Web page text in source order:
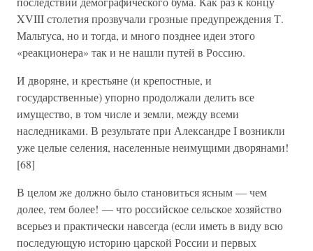
XVIII столетия прозвучали грозные предупреждения Т.
Мальтуса, но и тогда, и много позднее идеи этого
«реакционера» так и не нашли путей в Россию.
И дворяне, и крестьяне (и крепостные, и
государственные) упорно продолжали делить все
имущество, в том числе и земли, между всеми
наследниками. В результате при Александре I возникли
уже целые селения, населенные неимущими дворянами!
[68]
В целом же должно было становиться ясным — чем
долее, тем более! — что российское сельское хозяйство
всерьез и практически навсегда (если иметь в виду всю
последующую историю царской России и первых